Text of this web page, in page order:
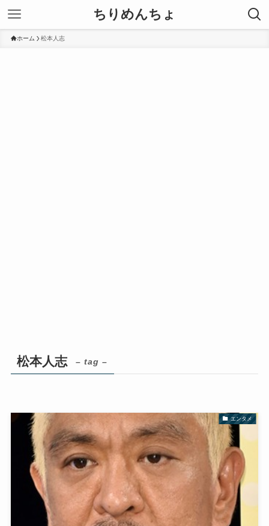
ちりめんちょ
ホーム 松本人志
松本人志 – tag –
エンタメ